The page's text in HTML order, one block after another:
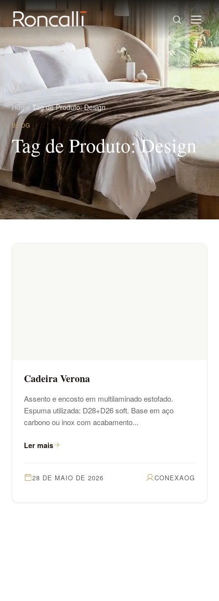
Home/Tag de Produto: Design
BLOG
Tag de Produto: Design
Cadeira Verona
Assento e encosto em multilaminado estofado.
Espuma utilizada: D28+D26 soft. Base em aço
carbono ou inox com acabamento...
Ler mais
28 DE MAIO DE 2026 CONEXAOG